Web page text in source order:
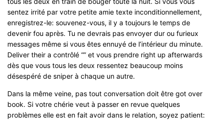
sentez irrité par votre petite amie texte inconditionnellement,
enregistrez-le: souvenez-vous, il y a toujours le temps de
devenir fou après. Tu ne devrais pas envoyer dur ou furieux
messages même si vous êtes ennuyé de l’intérieur du minute.
Deliver their a contrôlé “” et vous prendre right up afterwards
dès que vous tous les deux ressentez beaucoup moins
désespéré de sniper à chaque un autre.
Dans la même veine, pas tout conversation doit être got over
book. Si votre chérie veut à passer en revue quelques
problèmes elle est en fait avoir dans le relation, soyez patient: